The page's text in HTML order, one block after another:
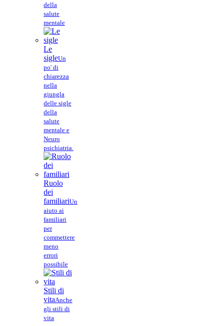
della
salute
mentale
Le
sigleUn
po' di
chiarezza
nella
giungla
delle sigle
della
salute
mentale e
Neuro
psichiatria.
Ruolo
dei
familiariUn
aiuto ai
familiari
per
commettere
meno
errori
possibile
Stili di
vitaAnche
gli stili di
vita